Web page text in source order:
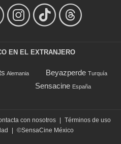
EN EL EXTRANJERO
Alemania Beyazperde Turquía
Sensacine España
con nosotros
Términos de uso
©SensaCine México